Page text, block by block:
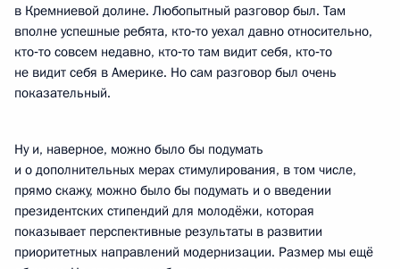
в Кремниевой долине. Любопытный разговор был. Там
вполне успешные ребята, кто‑то уехал давно относительно,
кто‑то совсем недавно, кто‑то там видит себя, кто‑то
не видит себя в Америке. Но сам разговор был очень
показательный.
Ну и, наверное, можно было бы подумать
и о дополнительных мерах стимулирования, в том числе,
прямо скажу, можно было бы подумать и о введении
президентских стипендий для молодёжи, которая
показывает перспективные результаты в развитии
приоритетных направлений модернизации. Размер мы ещё